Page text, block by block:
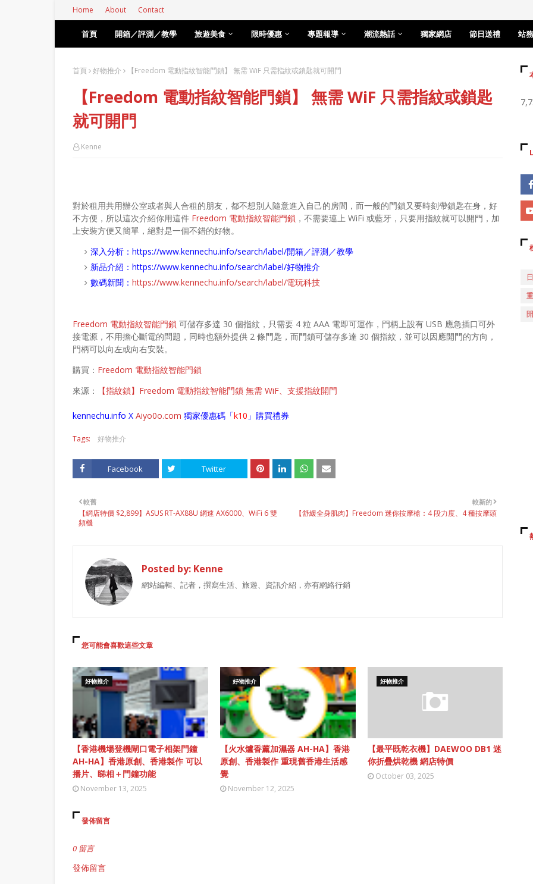
Home About Contact
首頁 開箱／評測／教學 旅遊美食 限時優惠 專題報導 潮流熱話 獨家網店 節日送禮 站
首頁 好物推介 【Freedom 電動指紋智能門鎖】 無需 WiF 只需指紋或鎖匙就可開門
【Freedom 電動指紋智能門鎖】 無需 WiF 只需指紋或鎖匙
就可開門
Kenne
對於租用共用辦公室或者與人合租的朋友，都不想別人隨意進入自己的房間，而一般的門鎖又要時刻帶鎖匙在身，好
不方便，所以這次介紹你用這件 Freedom 電動指紋智能門鎖 ，不需要連上 WiFi 或藍牙，只要用指紋就可以開門，加
上安裝方便又簡單，絕對是一個不錯的好物。
深入分析： https://www.kennechu.info/search/label/開箱／評測／教學
新品介紹： https://www.kennechu.info/search/label/好物推介
數碼新聞： https://www.kennechu.info/search/label/電玩科技
Freedom 電動指紋智能門鎖 可儲存多達 30 個指紋，只需要 4 粒 AAA 電即可運作，門柄上設有 USB 應急插口可外
接電源，不用擔心斷電的問題，同時也額外提供 2 條門匙，而門鎖可儲存多達 30 個指紋，並可以因應開門的方向，
門柄可以向左或向右安裝。
購買： Freedom 電動指紋智能門鎖
來源：
【指紋鎖】Freedom 電動指紋智能門鎖 無需 WiF、支援指紋開門
kennechu.info X Aiyo0o.com 獨家優惠碼「k10 」購買禮券
Tags: 好物推介
Facebook Twitter
較新的
【舒緩全身肌肉】Freedom 迷你按摩槍：4 段力度、4 種按摩頭
較舊
【網店特價 $2,899】ASUS RT-AX88U 網速 AX6000、WiFi 6 雙
頻機
Posted by: Kenne
網站編輯、記者，撰寫生活、旅遊、資訊介紹，亦有網絡行銷
您可能會喜歡這些文章
好物推介
【香港機場登機閘口電子相架門鐘
AH-HA】香港原創、香港製作 可以
播片、睇相＋門鐘功能
November 13, 2025
好物推介
【火水爐香薰加濕器 AH-HA】香港
原創、香港製作 重現舊香港生活感
覺
November 12, 2025
好物推介
【最平既乾衣機】DAEWOO DB1 迷
你折疊烘乾機 網店特價
October 03, 2025
發佈留言
0 留言
發佈留言